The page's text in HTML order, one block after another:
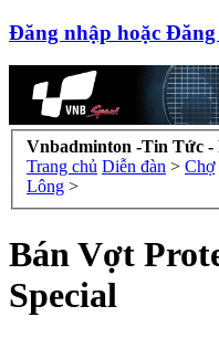
Đăng nhập hoặc
Vnbadminton -Tin Tức -
Trang chủ Diễn đàn > Chợ
Lông >
Bán Vợt
Special